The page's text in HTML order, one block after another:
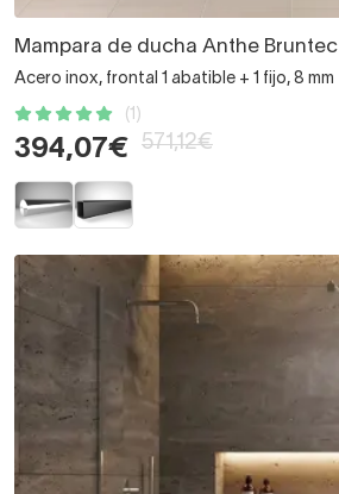
Mampara de ducha Anthe Bruntec
Acero inox, frontal 1 abatible + 1 fijo, 8 mm
(1)
394,07€ 571,12€